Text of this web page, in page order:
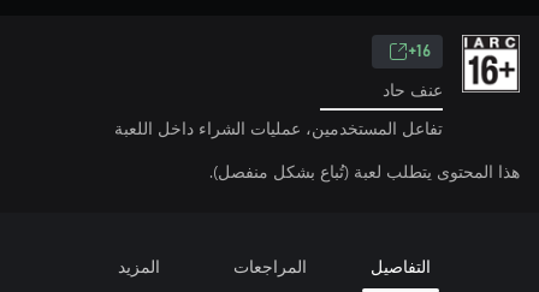
16+
عنف حاد
تفاعل المستخدمين، عمليات الشراء داخل اللعبة
هذا المحتوى يتطلب لعبة (تُباع بشكل منفصل).
التفاصيل المراجعات المزيد